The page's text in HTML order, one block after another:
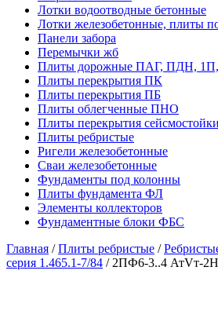
Лотки водоотводные бетонные
Лотки железобетонные, плиты
Панели забора
Перемычки жб
Плиты дорожные ПАГ, ПДН,
Плиты перекрытия ПК
Плиты перекрытия ПБ
Плиты облегченные ПНО
Плиты перекрытия
Плиты ребристые
Ригели железобетонные
Сваи железобетонные
Фундаменты под колонны
Плиты фундамента ФЛ
Элементы коллекторов
Фундаментные блоки ФБС
Главная /Плиты ребристые /
серия 1.465.1-7/84 / 2ПФ6-3..4 АтVт-2Н